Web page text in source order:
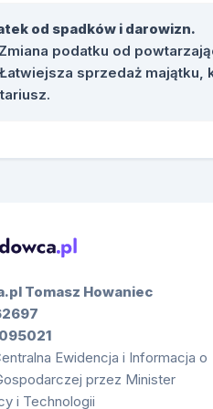
od spadków i darowizn.
Zmiana podatku od
Łatwiejsza sprzedaż majątku,
Tomasz Howaniec
Ewidencja i Informacja o
przez Minister
i Technologii